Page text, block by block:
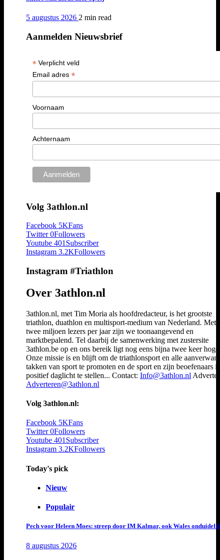
5 augustus 2026 2 min read
Aanmelden Nieuwsbrief
*Verplicht veld
Email adres *
Voornaam
Achternaam
Volg 3athlon.nl
Facebook 5KFans
Twitter 0Followers
Youtube 401 Subscriber
Instagram 3.2KFollowers
Instagram #Triathlon
Over 3athlon.nl
3athlon.nl, met Tim Moria als hoofdredacteur, is het grootste
triathlon, duathlon en multisport-medium van Nederland. Met
twee miljoen lezers per jaar zijn we toonaangevend en
marktbepalend. Tel daarbij de samenwerking met zustersite
3athlon.be op en ons bereik ligt nog eens bijna twee keer
Onze missie is en blijft om de triathlonsport en alle
takken van sport te promoten en de sport en zijn beoefenaars
positief daglicht te stellen... Contact: Info@3athlon.nl
Adverteren@3athlon.nl
Volg 3athlon.nl:
Facebook 5KFans
Twitter 0Followers
Youtube 401Subscriber
Instagram 3.2KFollowers
Today's pick
Nieuw
Populair
Pech voor Heleen Moes: streep door IM Kalmar, ook Wales
8 augustus 2026